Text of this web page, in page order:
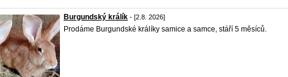
Burgundský králík - [2.8. 2026]
Prodáme Burgundské králíky samice a samce, stáří 5 měsíců.